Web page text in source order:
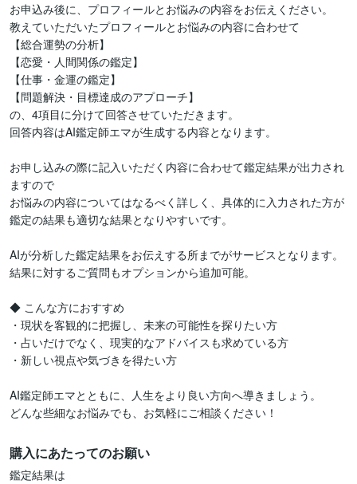
お申込み後に、プロフィールとお悩みの内容をお伝えください。
教えていただいたプロフィールとお悩みの内容に合わせて
【総合運勢の分析】
【恋愛・人間関係の鑑定】
【仕事・金運の鑑定】
【問題解決・目標達成のアプローチ】
の、4項目に分けて回答させていただきます。
回答内容はAI鑑定師エマが生成する内容となります。
お申し込みの際に記入いただく内容に合わせて鑑定結果が出力され
ますので
お悩みの内容についてはなるべく詳しく、具体的に入力された方が
鑑定の結果も適切な結果となりやすいです。
AIが分析した鑑定結果をお伝えする所までがサービスとなります。
結果に対するご質問もオプションから追加可能。
◆ こんな方におすすめ
・現状を客観的に把握し、未来の可能性を探りたい方
・占いだけでなく、現実的なアドバイスも求めている方
・新しい視点や気づきを得たい方
AI鑑定師エマとともに、人生をより良い方向へ導きましょう。
どんな些細なお悩みでも、お気軽にご相談ください！
購入にあたってのお願い
鑑定結果は